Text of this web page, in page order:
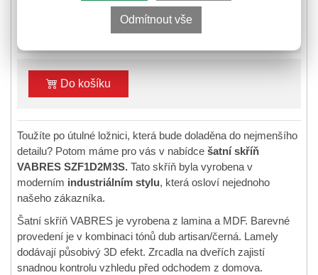
13 255,-
Do košíku
Toužíte po útulné ložnici, která bude doladěna do nejmenšího
detailu? Potom máme pro vás v nabídce šatní skříň
VABRES SZF1D2M3S. Tato skříň byla vyrobena v
moderním industriálním stylu, která osloví nejednoho
našeho zákazníka.
Šatní skříň VABRES je vyrobena z lamina a MDF. Barevné
provedení je v kombinaci tónů dub artisan/černá. Lamely
dodávají působivý 3D efekt. Zrcadla na dveřích zajistí
snadnou kontrolu vzhledu před odchodem z domova.
Odmítnout vše